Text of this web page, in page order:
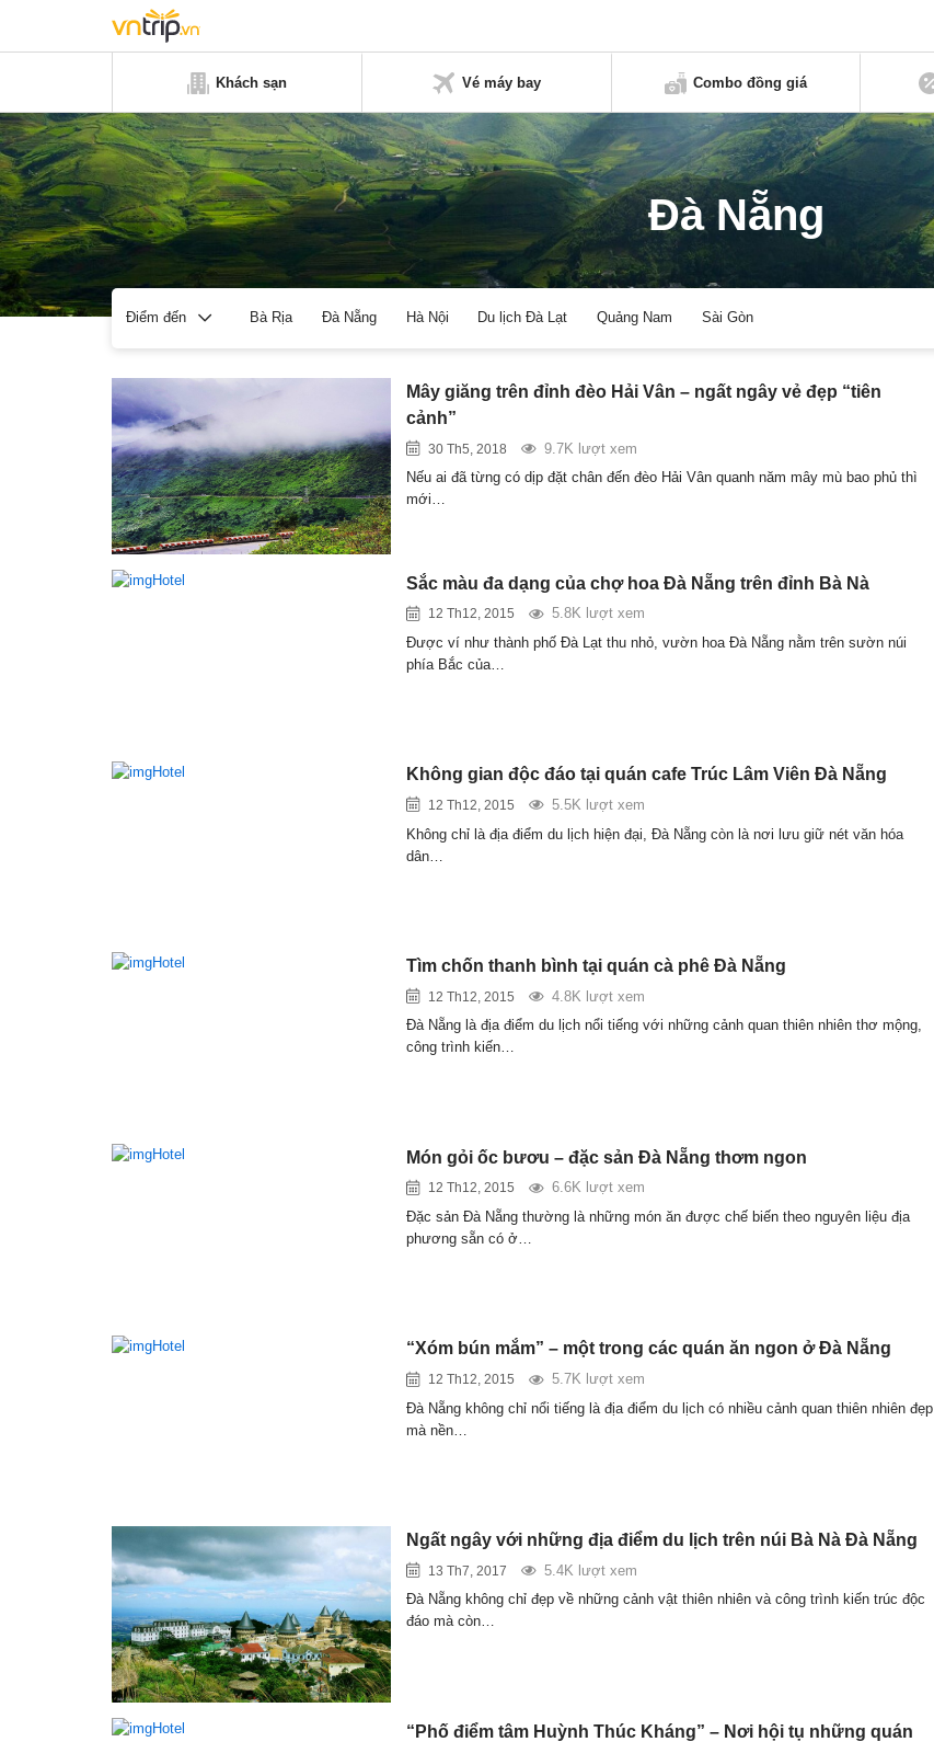
Khách sạn Vé máy bay Combo đồng giá
Đà Nẵng
Điểm đến Bà Rịa Đà Nẵng Hà Nội Du lịch Đà Lạt Quảng Nam Sài Gòn
Mây giăng trên đỉnh đèo Hải Vân – ngất ngây vẻ đẹp “tiên
cảnh”
30 Th5, 2018
9.7K lượt xem
Nếu ai đã từng có dịp đặt chân đến đèo Hải Vân quanh năm mây mù bao phủ thì
mới…
Sắc màu đa dạng của chợ hoa Đà Nẵng trên đỉnh Bà Nà
12 Th12, 2015
5.8K lượt xem
Được ví như thành phố Đà Lạt thu nhỏ, vườn hoa Đà Nẵng nằm trên sườn núi
phía Bắc của…
Không gian độc đáo tại quán cafe Trúc Lâm Viên Đà Nẵng
12 Th12, 2015
5.5K lượt xem
Không chỉ là địa điểm du lịch hiện đại, Đà Nẵng còn là nơi lưu giữ nét văn hóa
dân…
Tìm chốn thanh bình tại quán cà phê Đà Nẵng
12 Th12, 2015
4.8K lượt xem
Đà Nẵng là địa điểm du lịch nổi tiếng với những cảnh quan thiên nhiên thơ mộng,
công trình kiến…
Món gỏi ốc bươu – đặc sản Đà Nẵng thơm ngon
12 Th12, 2015
6.6K lượt xem
Đặc sản Đà Nẵng thường là những món ăn được chế biến theo nguyên liệu địa
phương sẵn có ở…
“Xóm bún mắm” – một trong các quán ăn ngon ở Đà Nẵng
12 Th12, 2015
5.7K lượt xem
Đà Nẵng không chỉ nổi tiếng là địa điểm du lịch có nhiều cảnh quan thiên nhiên đẹp
mà nền…
Ngất ngây với những địa điểm du lịch trên núi Bà Nà Đà Nẵng
13 Th7, 2017
5.4K lượt xem
Đà Nẵng không chỉ đẹp về những cảnh vật thiên nhiên và công trình kiến trúc độc
đáo mà còn…
“Phố điểm tâm Huỳnh Thúc Kháng” – Nơi hội tụ những quán